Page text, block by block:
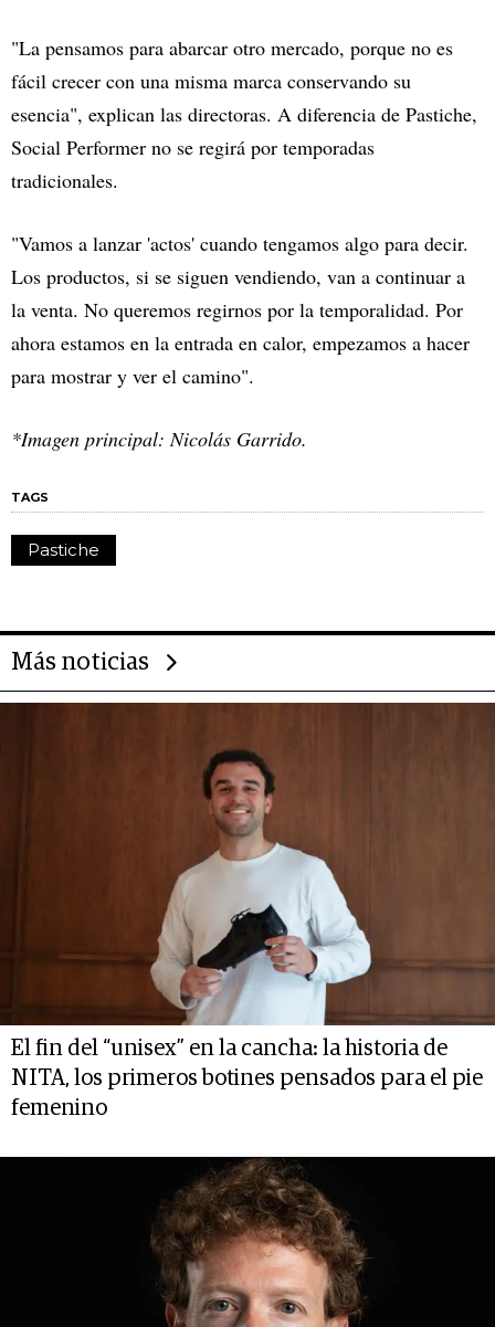
"La pensamos para abarcar otro mercado, porque no es
fácil crecer con una misma marca conservando su
esencia", explican las directoras. A diferencia de Pastiche,
Social Performer no se regirá por temporadas
tradicionales.
"Vamos a lanzar 'actos' cuando tengamos algo para decir.
Los productos, si se siguen vendiendo, van a continuar a
la venta. No queremos regirnos por la temporalidad. Por
ahora estamos en la entrada en calor, empezamos a hacer
para mostrar y ver el camino".
*Imagen principal: Nicolás Garrido.
TAGS
Pastiche
Más noticias
El fin del “unisex” en la cancha: la historia de
NITA, los primeros botines pensados para el pie
femenino